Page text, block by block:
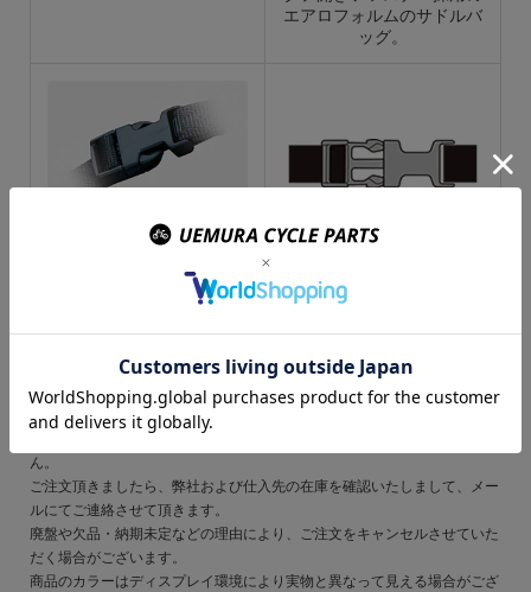
エアロフォルムのサドルバ
ッグ。
サドルレールにストラップ
ム。 ほとんどのサドルレ
ご注文の前にご確認ください
表示されている在庫情報については、実際の在庫情報と連動しておりませ
ん。
ご注文頂きましたら、弊社および仕入先の在庫を確認いたしまして、メー
ルにてご連絡させて頂きます。
廃盤や欠品・納期未定などの理由により、ご注文をキャンセルさせていた
だく場合がございます。
商品のカラーはディスプレイ環境により実物と異なって見える場合がござ